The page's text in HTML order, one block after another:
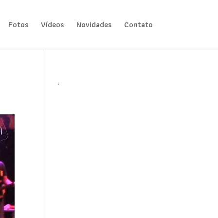
Fotos Vídeos Novidades Contato
.